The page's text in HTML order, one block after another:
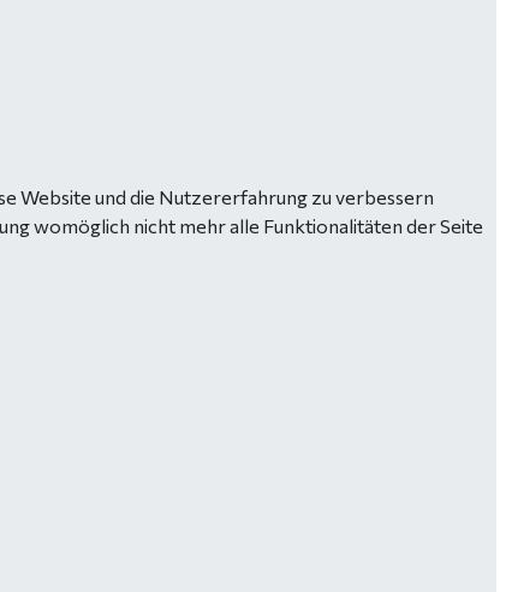
Website und die Nutzererfahrung zu verbessern
womöglich nicht mehr alle Funktionalitäten der Seite